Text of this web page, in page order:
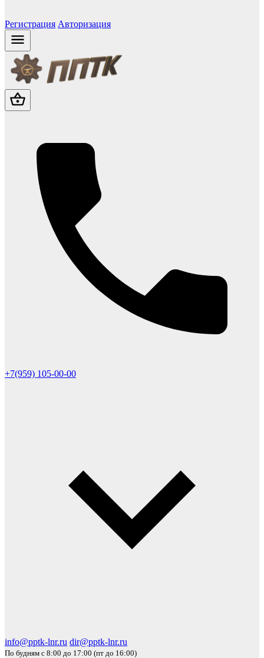
Регистрация Авторизация
+7(959) 105-00-00
info@pptk-lnr.ru dir@pptk-lnr.ru
По будням с 8:00 до 17:00 (пт до 16:00)